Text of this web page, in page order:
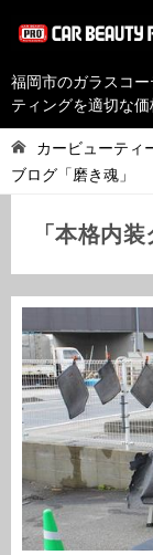
福岡市のガラスコ
ティングを適切な価
カービューティ
ブログ「磨き魂」
「本格内